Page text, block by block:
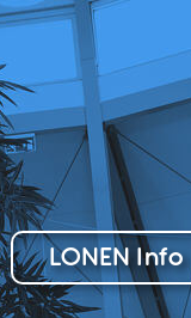
LONEN Info